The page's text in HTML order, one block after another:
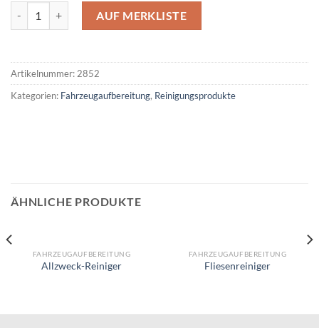
AUF MERKLISTE
Artikelnummer: 2852
Kategorien: Fahrzeugaufbereitung, Reinigungsprodukte
ÄHNLICHE PRODUKTE
FAHRZEUGAUFBEREITUNG
Allzweck-Reiniger
FAHRZEUGAUFBEREITUNG
Fliesenreiniger